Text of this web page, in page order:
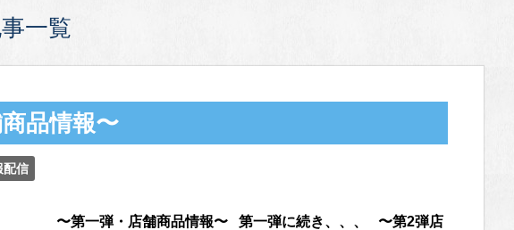
一覧
品情報〜
配信
〜第一弾・店舗商品情報〜 第一弾に続き、、、 〜第2弾店